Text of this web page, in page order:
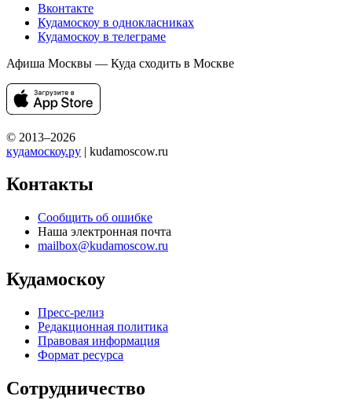
Вконтакте
Кудамоскоу в однокласниках
Кудамоскоу в телеграме
Афиша Москвы — Куда сходить в Москве
© 2013–2026
кудамоскоу.ру | kudamoscow.ru
Контакты
Сообщить об ошибке
Наша электронная почта
mailbox@kudamoscow.ru
Кудамоскоу
Пресс-релиз
Редакционная политика
Правовая информация
Формат ресурса
Сотрудничество